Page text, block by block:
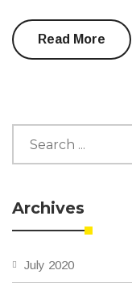
Read More
Archives
July 2020